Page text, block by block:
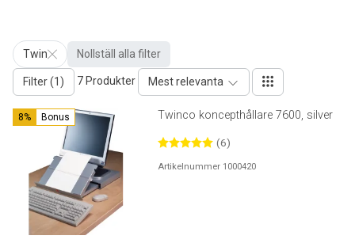
Twin Nollställ alla filter
Filter (1) 7 Produkter Mest relevanta
8% Bonus Twinco koncepthållare 7600, silver
(6)
Artikelnummer 1000420